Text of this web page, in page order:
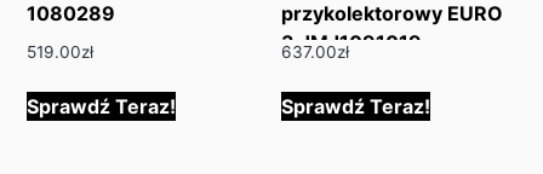
1080289
519.00zł
Sprawdź Teraz!
przykolektorowy EURO
3 JMJ1091019
637.00zł
Sprawdź Teraz!